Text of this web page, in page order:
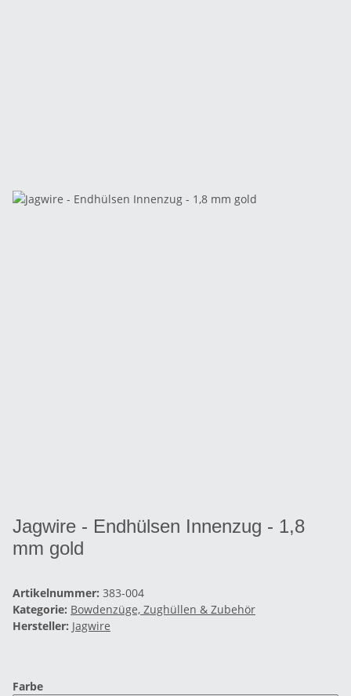
Jagwire - Endhülsen Innenzug - 1,8
mm gold
Artikelnummer: 383-004
Kategorie: Bowdenzüge, Zughüllen & Zubehör
Hersteller: Jagwire
Farbe